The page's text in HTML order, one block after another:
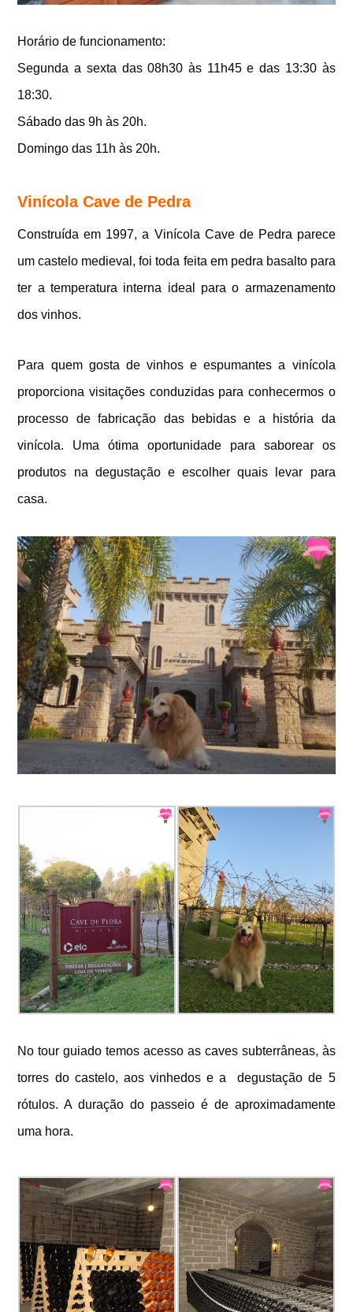
Horário de funcionamento:
Segunda a sexta das 08h30 às 11h45 e das 13:30 às
18:30.
Sábado das 9h às 20h.
Domingo das 11h às 20h.
Vinícola Cave de Pedra
Construída em 1997, a Vinícola Cave de Pedra parece
um castelo medieval, foi toda feita em pedra basalto para
ter a temperatura interna ideal para o armazenamento
dos vinhos.
Para quem gosta de vinhos e espumantes a vinícola
proporciona visitações conduzidas para conhecermos o
processo de fabricação das bebidas e a história da
vinícola. Uma ótima oportunidade para saborear os
produtos na degustação e escolher quais levar para
casa.
No tour guiado temos acesso as caves subterrâneas, às
torres do castelo, aos vinhedos e a degustação de 5
rótulos. A duração do passeio é de aproximadamente
uma hora.